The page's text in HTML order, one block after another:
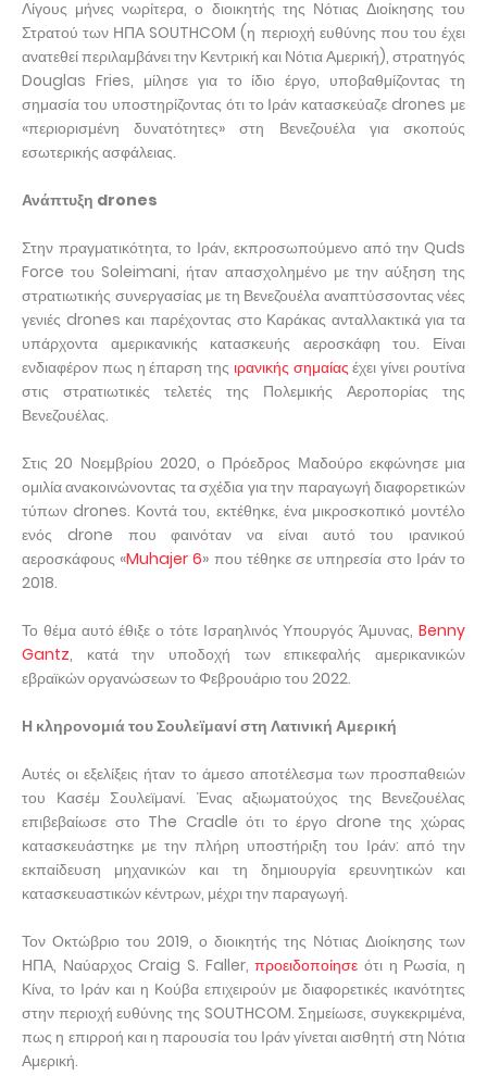
Λίγους μήνες νωρίτερα, ο διοικητής της Νότιας Διοίκησης του
Στρατού των ΗΠΑ SOUTHCOM (η περιοχή ευθύνης που του έχει
ανατεθεί περιλαμβάνει την Κεντρική και Νότια Αμερική), στρατηγός
Douglas Fries, μίλησε για το ίδιο έργο, υποβαθμίζοντας τη
σημασία του υποστηρίζοντας ότι το Ιράν κατασκεύαζε drones με
«περιορισμένη δυνατότητες» στη Βενεζουέλα για σκοπούς
εσωτερικής ασφάλειας.
Ανάπτυξη drones
Στην πραγματικότητα, το Ιράν, εκπροσωπούμενο από την Quds
Force του Soleimani, ήταν απασχολημένο με την αύξηση της
στρατιωτικής συνεργασίας με τη Βενεζουέλα αναπτύσσοντας νέες
γενιές drones και παρέχοντας στο Καράκας ανταλλακτικά για τα
υπάρχοντα αμερικανικής κατασκευής αεροσκάφη του. Είναι
ενδιαφέρον πως η έπαρση της ιρανικής σημαίας έχει γίνει ρουτίνα
στις στρατιωτικές τελετές της Πολεμικής Αεροπορίας της
Βενεζουέλας.
Στις 20 Νοεμβρίου 2020, ο Πρόεδρος Μαδούρο εκφώνησε μια
ομιλία ανακοινώνοντας τα σχέδια για την παραγωγή διαφορετικών
τύπων drones. Κοντά του, εκτέθηκε, ένα μικροσκοπικό μοντέλο
ενός drone που φαινόταν να είναι αυτό του ιρανικού
αεροσκάφους «Muhajer 6» που τέθηκε σε υπηρεσία στο Ιράν το
2018.
Το θέμα αυτό έθιξε ο τότε Ισραηλινός Υπουργός Άμυνας, Benny
Gantz, κατά την υποδοχή των επικεφαλής αμερικανικών
εβραϊκών οργανώσεων το Φεβρουάριο του 2022.
Η κληρονομιά του Σουλεϊμανί στη Λατινική Αμερική
Αυτές οι εξελίξεις ήταν το άμεσο αποτέλεσμα των προσπαθειών
του Κασέμ Σουλεϊμανί. Ένας αξιωματούχος της Βενεζουέλας
επιβεβαίωσε στο The Cradle ότι το έργο drone της χώρας
κατασκευάστηκε με την πλήρη υποστήριξη του Ιράν: από την
εκπαίδευση μηχανικών και τη δημιουργία ερευνητικών και
κατασκευαστικών κέντρων, μέχρι την παραγωγή.
Τον Οκτώβριο του 2019, ο διοικητής της Νότιας Διοίκησης των
ΗΠΑ, Ναύαρχος Craig S. Faller,προειδοποίησε ότι η Ρωσία, η
Κίνα, το Ιράν και η Κούβα επιχειρούν με διαφορετικές ικανότητες
στην περιοχή ευθύνης της SOUTHCOM. Σημείωσε, συγκεκριμένα,
πως η επιρροή και η παρουσία του Ιράν γίνεται αισθητή στη Νότια
Αμερική.